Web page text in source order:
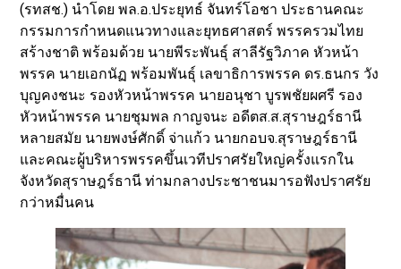
(รทสช.) นำโดย พล.อ.ประยุทธ์ จันทร์โอชา ประธานคณะ
กรรมการกำหนดแนวทางและยุทธศาสตร์ พรรครวมไทย
สร้างชาติ พร้อมด้วย นายพีระพันธุ์ สาลีรัฐวิภาค หัวหน้า
พรรค นายเอกนัฏ พร้อมพันธุ์ เลขาธิการพรรค ดร.ธนกร วัง
บุญคงชนะ รองหัวหน้าพรรค นายอนุชา บูรพชัยผศรี รอง
หัวหน้าพรรค นายชุมพล กาญจนะ อดีตส.ส.สุราษฎร์ธานี
หลายสมัย นายพงษ์ศักดิ์ จ่าแก้ว นายกอบจ.สุราษฎร์ธานี
และคณะผู้บริหารพรรคขึ้นเวทีปราศรัยใหญ่ครั้งแรกใน
จังหวัดสุราษฎร์ธานี ท่ามกลางประชาชนมารอฟังปราศรัย
กว่าหมื่นคน